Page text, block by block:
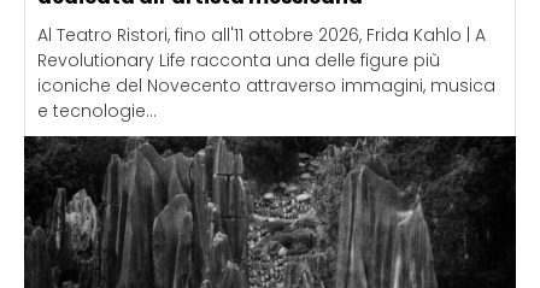
Al Teatro Ristori, fino all'11 ottobre 2026, Frida Kahlo | A
Revolutionary Life racconta una delle figure più
iconiche del Novecento attraverso immagini, musica
e tecnologie...